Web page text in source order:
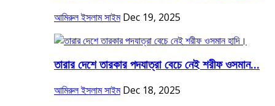
আমিরুল ইসলাম সাইম Dec 19, 2025
তারার দেশে তারকার পদযাত্রা বেচে নেই শরীফ ওসমান...
আমিরুল ইসলাম সাইম Dec 18, 2025